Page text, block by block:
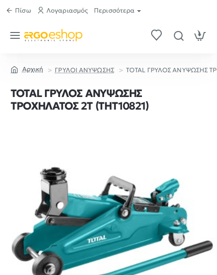
Πίσω Λογαριασμός Περισσότερα
ΓΡΥΛΟΙ ΑΝΥΨΩΣΗΣ TOTAL ΓΡΥΛΟΣ ΑΝΥΨΩΣΗΣ
TOTAL ΓΡΥΛΟΣ ΑΝΥΨΩΣΗΣ
ΤΡΟΧΗΛΑΤΟΣ 2Τ (THT10821)